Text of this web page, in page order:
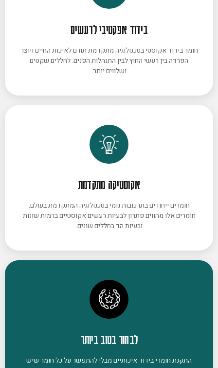
בידוד אפקטיבי לרעשים
חומר בידוד אקוסטי בטכנולוגיה מתקדמת תורם לאיכות החיים ויוצר
הפרדה בין רעשי החוץ לבין התנהלות הפנים. לחללים שקטים
ושלווים יותר.
אקוסטיקה מתקדמת
חומרים ייחודים בתרכובות גומי בטכנולוגיה המתקדמת בעולם.
חומרים אלו מהווים פתרון לבעיות רעשים אקוסטיים ברמות שונות
ובעיות הד בחללים שונים.
לבחור בטוב ביותר
התקנת חומרי בידוד איכותיים מבלי להתפשר על כל חומר שיש